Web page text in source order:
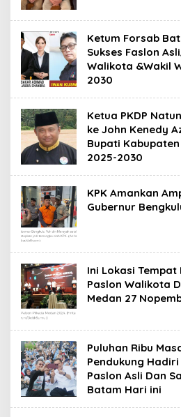
Ketum Forsab
Sukses Faslon
Walikota &Wakil
2030
Ketua PKDP
ke John Kenedy
Bupati
2025-2030
KPK Amankan
Gubernur
Ini Lokasi
Paslon Walikota
Medan 27
Puluhan Ribu
Pendukung
Paslon Asli Dan
Batam Hari ini